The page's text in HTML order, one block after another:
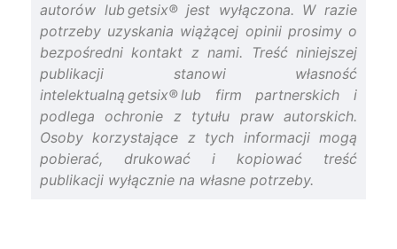
autorów lub getsix® jest wyłączona. W razie
potrzeby uzyskania wiążącej opinii prosimy o
bezpośredni kontakt z nami. Treść niniejszej
publikacji stanowi własność
intelektualną getsix® lub firm partnerskich i
podlega ochronie z tytułu praw autorskich.
Osoby korzystające z tych informacji mogą
pobierać, drukować i kopiować treść
publikacji wyłącznie na własne potrzeby.